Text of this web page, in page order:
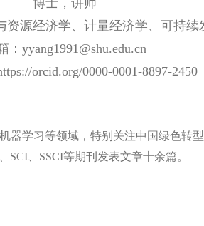
博士，讲师
资源经济学、计量经济学、可持续
：yyang1991@shu.edu.cn
orcid.org/0000-0001-8897-2450
器学习等领域，特别关注中国绿色转
、SSCI等期刊发表文章十余篇。